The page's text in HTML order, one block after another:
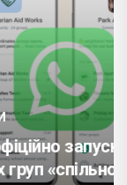
функцію
.